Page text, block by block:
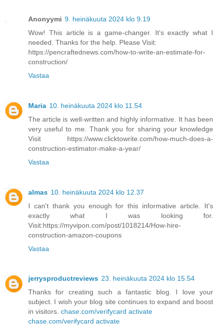
Anonyymi 9. heinäkuuta 2024 klo 9.19
Wow! This article is a game-changer. It's exactly what I
needed. Thanks for the help. Please Visit:
https://pencraftednews.com/how-to-write-an-estimate-for-
construction/
Vastaa
Maria 10. heinäkuuta 2024 klo 11.54
The article is well-written and highly informative. It has been
very useful to me. Thank you for sharing your knowledge
Visit https://www.clicktowrite.com/how-much-does-a-
construction-estimator-make-a-year/
Vastaa
almas 10. heinäkuuta 2024 klo 12.37
I can't thank you enough for this informative article. It's
exactly what I was looking for.
Visit:https://myvipon.com/post/1018214/How-hire-
construction-amazon-coupons
Vastaa
jerrysproductreviews 23. heinäkuuta 2024 klo 15.54
Thanks for creating such a fantastic blog. I love your
subject. I wish your blog site continues to expand and boost
in visitors. chase.com/verifycard activate
chase.com/verifycard activate